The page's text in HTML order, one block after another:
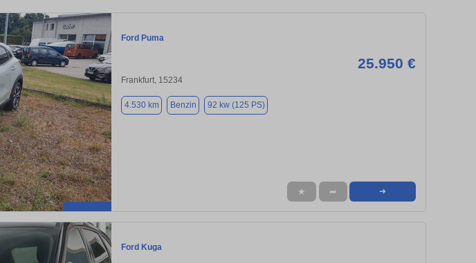
Ford Puma
25.950 €
Frankfurt, 15234
4.530 km Benzin 92 kw (125 PS)
★ ➦ ➜
Ford Kuga